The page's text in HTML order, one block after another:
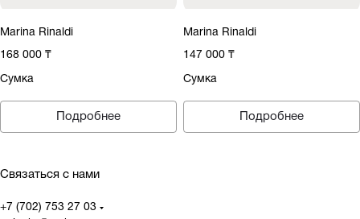
Marina Rinaldi
168 000 ₸
Сумка
Подробнее
Marina Rinaldi
147 000 ₸
Сумка
Подробнее
Связаться с нами
+7 (702) 753 27 03